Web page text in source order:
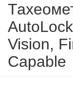
Vision,
Capable